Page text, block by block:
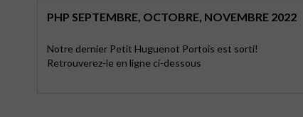
PHP SEPTEMBRE, OCTOBRE, NOVEMBRE 2022
Notre dernier Petit Huguenot Portois est sorti!
Retrouverez-le en ligne ci-dessous